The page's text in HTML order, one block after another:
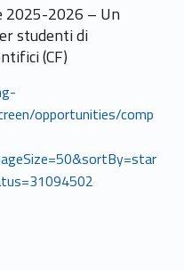
2025-2026 – Un
studenti di
(CF)
opportunities/comp